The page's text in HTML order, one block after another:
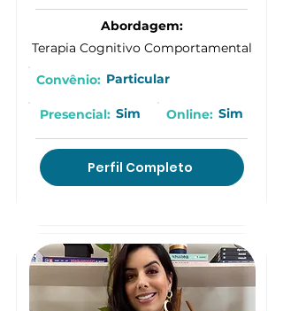
Abordagem:
Terapia Cognitivo Comportamental
Convênio: Particular
Presencial: Sim Online: Sim
Perfil Completo